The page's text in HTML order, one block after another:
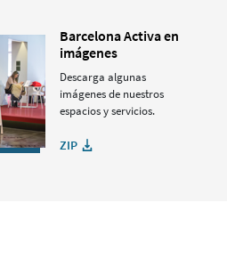
Barcelona Activa en
imágenes
Descarga algunas
imágenes de nuestros
espacios y servicios.
ZIP